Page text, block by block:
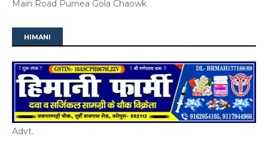
Main Road Purnea Gola Chaowk
HIMANI
Advt.